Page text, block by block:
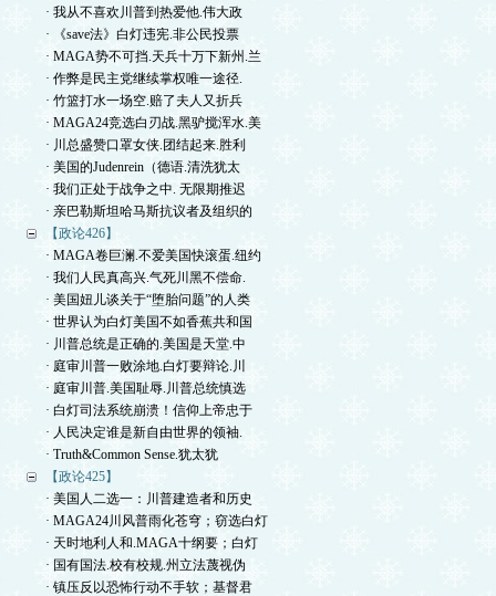
· 我从不喜欢川普到热爱他.伟大政
· 《save法》白灯违宪.非公民投票
· MAGA势不可挡.天兵十万下新州.兰
· 作弊是民主党继续掌权唯一途径.
· 竹篮打水一场空.赔了夫人又折兵
· MAGA24竞选白刃战.黑驴搅浑水.美
· 川总盛赞口罩女侠.团结起来.胜利
· 美国的Judenrein（德语.清洗犹太
· 我们正处于战争之中. 无限期推迟
· 亲巴勒斯坦哈马斯抗议者及组织的
【政论426】
· MAGA卷巨澜.不爱美国快滚蛋.纽约
· 我们人民真高兴.气死川黑不偿命.
· 美国妞儿谈关于“堕胎问题”的人类
· 世界认为白灯美国不如香蕉共和国
· 川普总统是正确的.美国是天堂.中
· 庭审川普一败涂地.白灯要辩论.川
· 庭审川普.美国耻辱.川普总统慎选
· 白灯司法系统崩溃！信仰上帝忠于
· 人民决定谁是新自由世界的领袖.
· Truth&Common Sense.犹太犹
【政论425】
· 美国人二选一：川普建造者和历史
· MAGA24川风普雨化苍穹；窃选白灯
· 天时地利人和.MAGA十纲要；白灯
· 国有国法.校有校规.州立法蔑视伪
· 镇压反以恐怖行动不手软；基督君